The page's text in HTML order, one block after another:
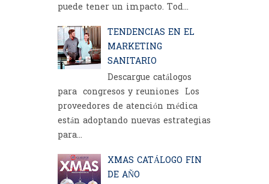
puede tener un impacto. Tod...
TENDENCIAS EN EL
MARKETING
SANITARIO
Descargue catálogos
para congresos y reuniones Los
proveedores de atención médica
están adoptando nuevas estrategias
para...
XMAS CATÁLOGO FIN
DE AÑO